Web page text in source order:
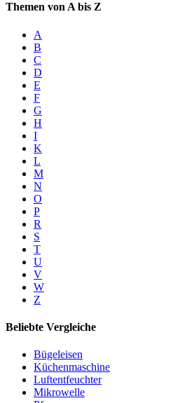
Themen von A bis Z
A
B
C
D
E
F
G
H
I
K
L
M
N
O
P
R
S
T
U
V
W
Z
Beliebte Vergleiche
Bügeleisen
Küchenmaschine
Luftentfeuchter
Mikrowelle